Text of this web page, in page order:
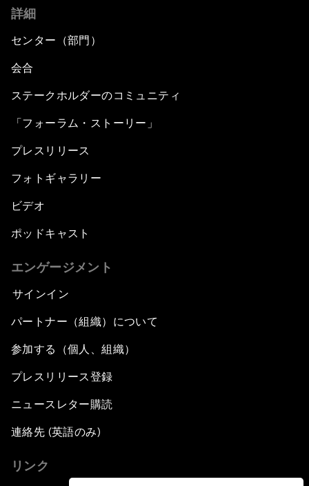
詳細
センター（部門）
会合
ステークホルダーのコミュニティ
「フォーラム・ストーリー」
プレスリリース
フォトギャラリー
ビデオ
ポッドキャスト
エンゲージメント
サインイン
パートナー（組織）について
参加する（個人、組織）
プレスリリース登録
ニュースレター購読
連絡先 (英語のみ)
リンク